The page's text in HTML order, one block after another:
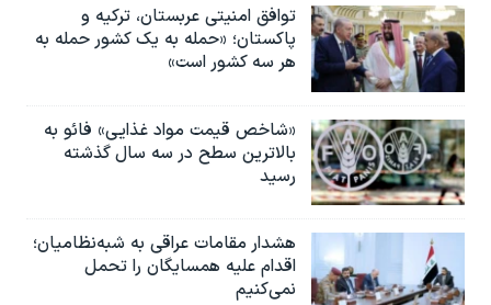
توافق امنیتی عربستان، ترکیه و
پاکستان؛ «حمله به یک کشور حمله به
هر سه کشور است»
«شاخص قیمت مواد غذایی» فائو به
بالاترین سطح در سه سال گذشته
رسید
هشدار مقامات عراقی به شبه‌نظامیان؛
اقدام علیه همسایگان را تحمل
نمی‌کنیم